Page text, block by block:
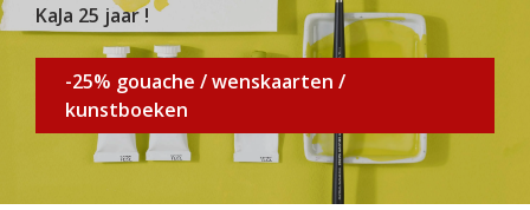
KaJa 25 jaar !
-25% gouache / wenskaarten /
kunstboeken